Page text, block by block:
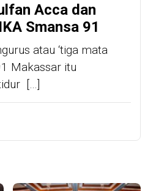
Acca dan
Smansa 91
atau ‘tiga mata
Makassar itu
[…]